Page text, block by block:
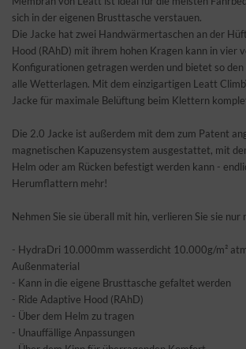
sich in der eigenen Brusttasche verstauen.
Die Jacke hat zwei Handwärmertaschen an der
Hood (RAhD) mit ihrem hohen Kragen kann in vier
Konfigurationen getragen werden und bietet so
alle Wetterlagen. Mit dem einzigartigen Leatt
Jacke für maximale Belüftung beim Klettern
Die 2.0 Jacke ist außerdem mit dem zum Patent
magnetischen Kapuzensystem ausgestattet, mit
Helm oder am Rücken befestigt werden kann -
Herumflattern mehr!
Nehmen Sie sie überall mit hin, verlieren Sie sie nur
- HydraDri 10.000mm wasserdicht 10.000g/m²
Außenmaterial
- Kann in die eigene Brusttasche gefaltet werden
- Ride Adaptive Hood (RAhD)
- Über dem Helm zu tragen
- Unauffällige Anpassungen